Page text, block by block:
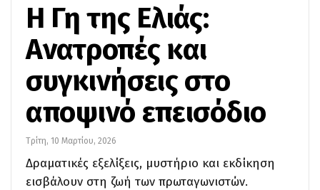
Η Γη της Ελιάς:
Ανατροπές και
συγκινήσεις στο
αποψινό επεισόδιο
Τρίτη, 10 Μαρτίου, 2026
Δραματικές εξελίξεις, μυστήριο και εκδίκηση
εισβάλουν στη ζωή των πρωταγωνιστών.